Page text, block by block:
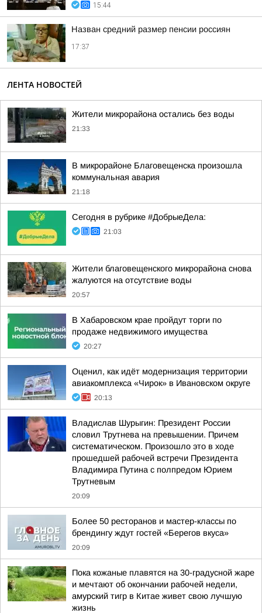
15:44
Назван средний размер пенсии россиян
17:37
ЛЕНТА НОВОСТЕЙ
Жители микрорайона остались без воды
21:33
В микрорайоне Благовещенска произошла
коммунальная авария
21:18
Сегодня в рубрике #ДобрыеДела:
21:03
Жители благовещенского микрорайона снова
жалуются на отсутствие воды
20:57
В Хабаровском крае пройдут торги по
продаже недвижимого имущества
20:27
Оценил, как идёт модернизация территории
авиакомплекса «Чирок» в Ивановском округе
20:13
Владислав Шурыгин: Президент России
словил Трутнева на превышении. Причем
систематическом. Произошло это в ходе
прошедшей рабочей встречи Президента
Владимира Путина с полпредом Юрием
Трутневым
20:09
Более 50 ресторанов и мастер-классы по
брендингу ждут гостей «Берегов вкуса»
20:09
Пока кожаные плавятся на 30-градусной жаре
и мечтают об окончании рабочей недели,
амурский тигр в Китае живет свою лучшую
жизнь